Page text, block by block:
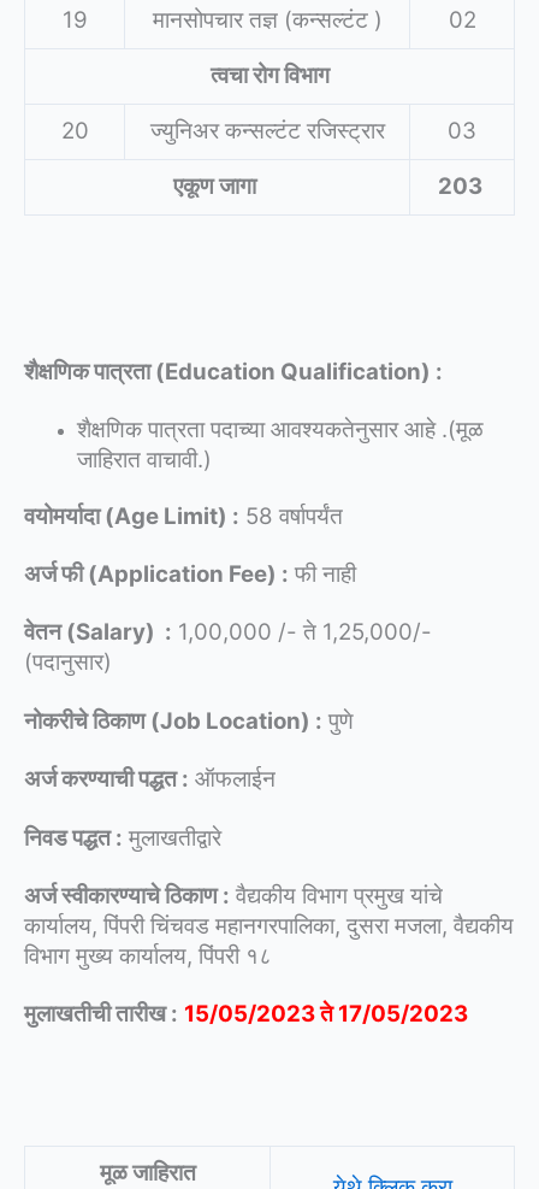
19 मानसोपचार तज्ञ (कन्सल्टंट )
02
त्वचा रोग विभाग
20
ज्युनिअर कन्सल्टंट रजिस्ट्रार
03
एकूण जागा
203
शैक्षणिक पात्रता (Education Qualification) :
शैक्षणिक पात्रता पदाच्या आवश्यकतेनुसार आहे .(मूळ
जाहिरात वाचावी.)
वयोमर्यादा (Age Limit) : 58 वर्षापर्यंत
अर्ज फी (Application Fee) : फी नाही
वेतन (Salary) : 1,00,000 /- ते 1,25,000/-
(पदानुसार)
नोकरीचे ठिकाण (Job Location) : पुणे
अर्ज करण्याची पद्धत : ऑफलाईन
निवड पद्धत : मुलाखतीद्वारे
अर्ज स्वीकारण्याचे ठिकाण : वैद्यकीय विभाग प्रमुख यांचे
कार्यालय, पिंपरी चिंचवड महानगरपालिका, दुसरा मजला, वैद्यकीय
विभाग मुख्य कार्यालय, पिंपरी १८
मुलाखतीची तारीख : 15/05/2023 ते 17/05/2023
मूळ जाहिरात